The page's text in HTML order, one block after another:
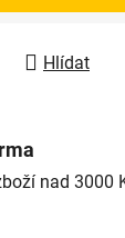
Hlídat
nad 3000